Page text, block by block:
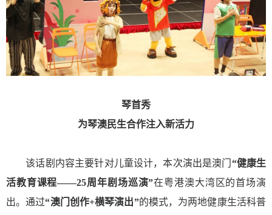
琴首秀
为琴澳民生合作注入新活力
该话剧内容主要针对儿童设计，本次演出是澳门 “健康生
活教育课程——25周年剧场巡演”在粤港澳大湾区的首场演
出。通过“澳门创作+横琴演出”的模式，为两地健康生活科普